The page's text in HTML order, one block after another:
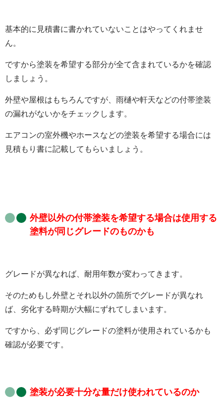
基本的に見積書に書かれていないことはやってくれませ
ん。
ですから塗装を希望する部分が全て含まれているかを確認
しましょう。
外壁や屋根はもちろんですが、雨樋や軒天などの付帯塗装
の漏れがないかをチェックします。
エアコンの室外機やホースなどの塗装を希望する場合には
見積もり書に記載してもらいましょう。
外壁以外の付帯塗装を希望する場合は使用する
塗料が同じグレードのものかも
グレードが異なれば、耐用年数が変わってきます。
そのためもし外壁とそれ以外の箇所でグレードが異なれ
ば、劣化する時期が大幅にずれてしまいます。
ですから、必ず同じグレードの塗料が使用されているかも
確認が必要です。
塗装が必要十分な量だけ使われているのか